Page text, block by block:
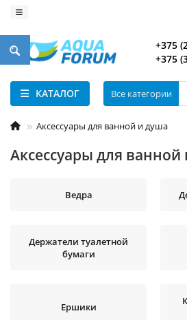
+375
+375
КАТАЛОГ Все категории
Аксессуары для ванной и душа
Аксессуары для
Ведра
Держатели туалетной
бумаги
Ершики